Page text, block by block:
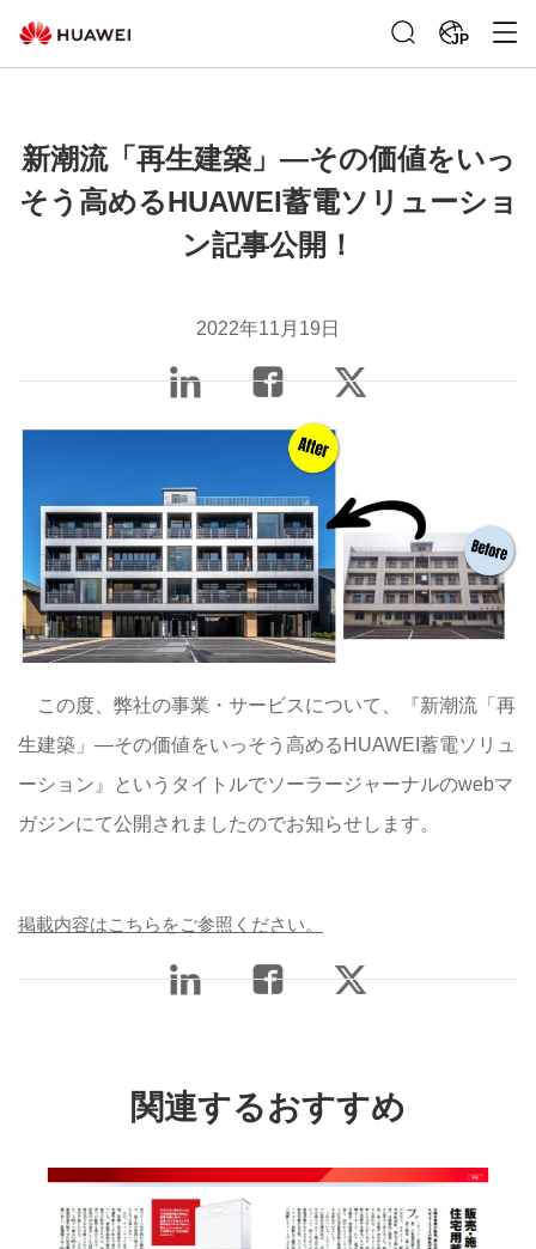
JP
新潮流「再生建築」―その価値をいっ
そう高めるHUAWEI蓄電ソリューショ
ン記事公開！
2022年11月19日
この度、弊社の事業・サービスについて、『新潮流「再
生建築」―その価値をいっそう高めるHUAWEI蓄電ソリュ
ーション』というタイトルでソーラージャーナルのwebマ
ガジンにて公開されましたのでお知らせします。
掲載内容はこちら をご参照ください。
関連するおすすめ